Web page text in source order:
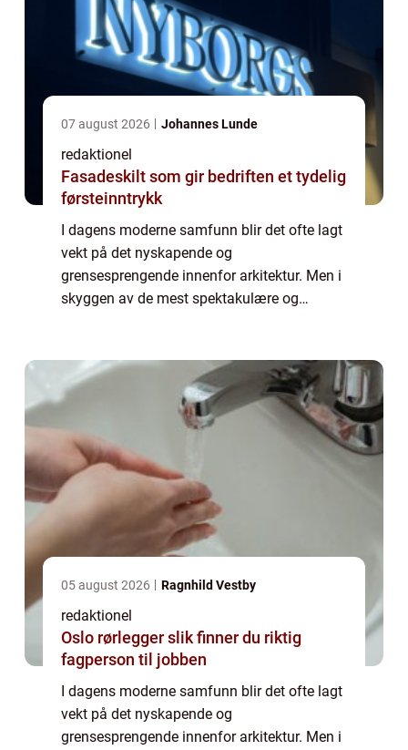
07 august 2026 Johannes Lunde
redaktionel
Fasadeskilt som gir bedriften et tydelig
førsteinntrykk
I dagens moderne samfunn blir det ofte lagt
vekt på det nyskapende og
grensesprengende innenfor arkitektur. Men i
skyggen av de mest spektakulære og
skjønnhet i årh...
05 august 2026 Ragnhild Vestby
redaktionel
Oslo rørlegger slik finner du riktig
fagperson til jobben
I dagens moderne samfunn blir det ofte lagt
vekt på det nyskapende og
grensesprengende innenfor arkitektur. Men i